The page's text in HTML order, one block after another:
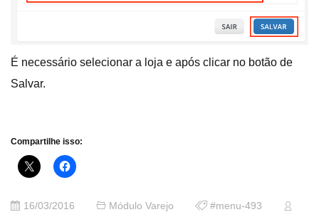
É necessário selecionar a loja e após clicar no botão de
Salvar.
Compartilhe isso:
16/03/2016 Módulo Varejo #menu-493